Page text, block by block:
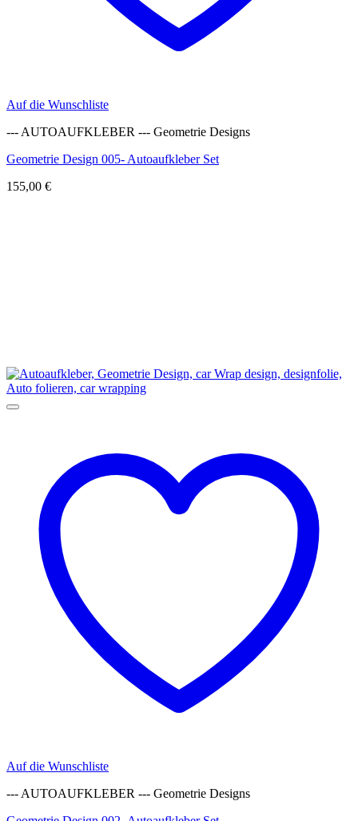
Auf die Wunschliste
--- AUTOAUFKLEBER --- Geometrie Designs
Geometrie Design 005- Autoaufkleber Set
155,00 €
Auf die Wunschliste
--- AUTOAUFKLEBER --- Geometrie Designs